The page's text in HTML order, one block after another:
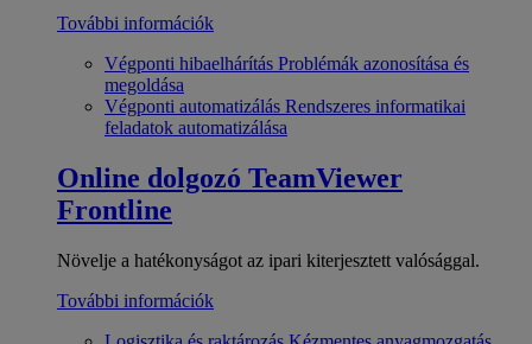
További információk
Végponti hibaelhárítás Problémák azonosítása és
megoldása
Végponti automatizálás Rendszeres informatikai
feladatok automatizálása
Online dolgozó TeamViewer
Frontline
Növelje a hatékonyságot az ipari kiterjesztett valósággal.
További információk